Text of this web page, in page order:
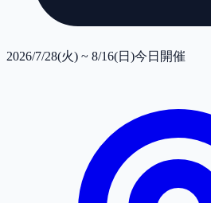
2026/7/28(火) ~ 8/16(日)今日開催